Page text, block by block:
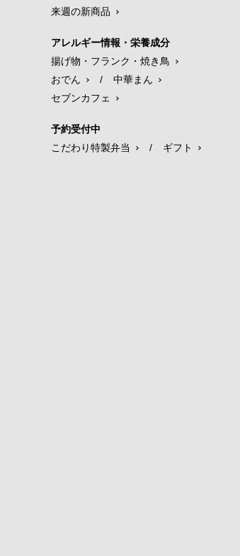
来週の新商品
アレルギー情報・栄養成分
揚げ物・フランク・焼き鳥
おでん
/
中華まん
セブンカフェ
予約受付中
こだわり特製弁当
/ ギフト